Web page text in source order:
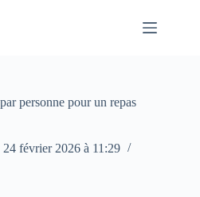
personne pour un repas
24 février 2026 à 11:29